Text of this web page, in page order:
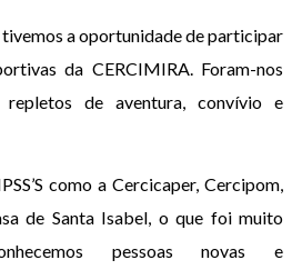
tivemos a oportunidade de participar
da CERCIMIRA. Foram-nos
repletos de aventura, convívio e
como a Cercicaper, Cercipom,
de Santa Isabel, o que foi muito
pessoas novas e